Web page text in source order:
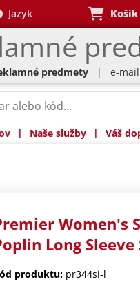
Jazyk
predmety | e-
| Naše služby | Váš
Women's
Long
produktu: pr344si-l